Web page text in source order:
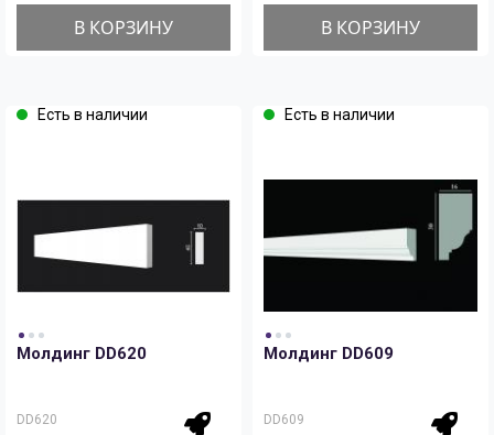
В КОРЗИНУ В КОРЗИНУ
Есть в наличии
Молдинг DD620
DD620
Есть в наличии
Молдинг DD609
DD609